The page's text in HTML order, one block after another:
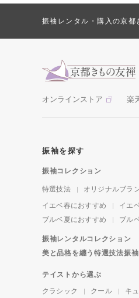
振袖レンタル・購入の京都
オンラインストア 楽
振袖を探す
振袖コレクション
特選技法 オリジナルブラ
イエベ春におすすめ
イエ
ブルベ夏におすすめ
ブル
振袖レンタルコレクション
美と品格を纏う特選技法振袖
テイストから選ぶ
クラシック
クール キ